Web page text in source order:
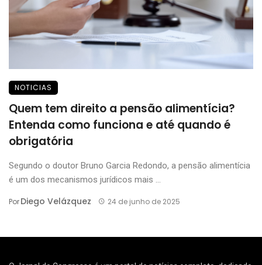
NOTICIAS
Quem tem direito a pensão alimentícia?
Entenda como funciona e até quando é
obrigatória
Segundo o doutor Bruno Garcia Redondo, a pensão alimentícia
é um dos mecanismos jurídicos mais ...
PorDiego Velázquez 24 de junho de 2025